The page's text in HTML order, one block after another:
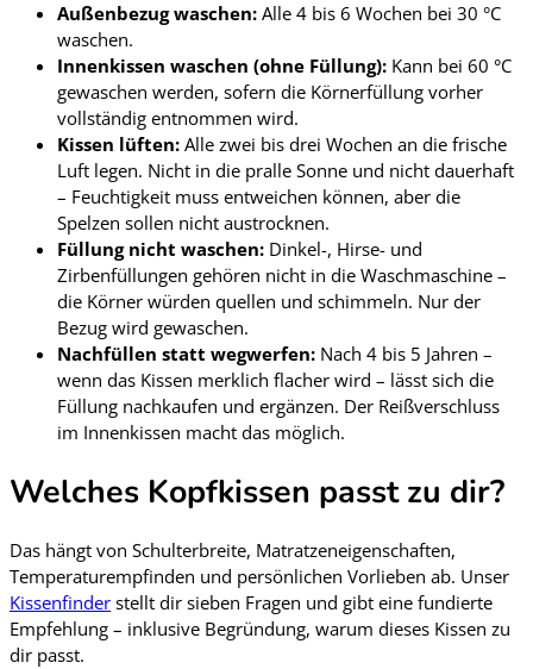
Außenbezug waschen: Alle 4 bis 6 Wochen bei 30 °C
waschen.
Innenkissen waschen (ohne Füllung): Kann bei 60 °C
gewaschen werden, sofern die Körnerfüllung vorher
vollständig entnommen wird.
Kissen lüften: Alle zwei bis drei Wochen an die frische
Luft legen. Nicht in die pralle Sonne und nicht dauerhaft
– Feuchtigkeit muss entweichen können, aber die
Spelzen sollen nicht austrocknen.
Füllung nicht waschen: Dinkel-, Hirse- und
Zirbenfüllungen gehören nicht in die Waschmaschine –
die Körner würden quellen und schimmeln. Nur der
Bezug wird gewaschen.
Nachfüllen statt wegwerfen: Nach 4 bis 5 Jahren –
wenn das Kissen merklich flacher wird – lässt sich die
Füllung nachkaufen und ergänzen. Der Reißverschluss
im Innenkissen macht das möglich.
Welches Kopfkissen passt zu dir?
Das hängt von Schulterbreite, Matratzeneigenschaften,
Temperaturempfinden und persönlichen Vorlieben ab. Unser
Kissenfinder stellt dir sieben Fragen und gibt eine fundierte
Empfehlung – inklusive Begründung, warum dieses Kissen zu
dir passt.